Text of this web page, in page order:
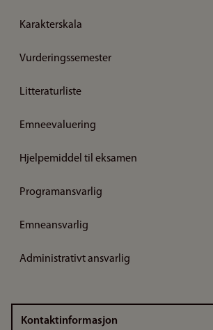
Karakterskala
Vurderingssemester
Litteraturliste
Emneevaluering
Hjelpemiddel til eksamen
Programansvarlig
Emneansvarlig
Administrativt ansvarlig
Kontaktinformasjon